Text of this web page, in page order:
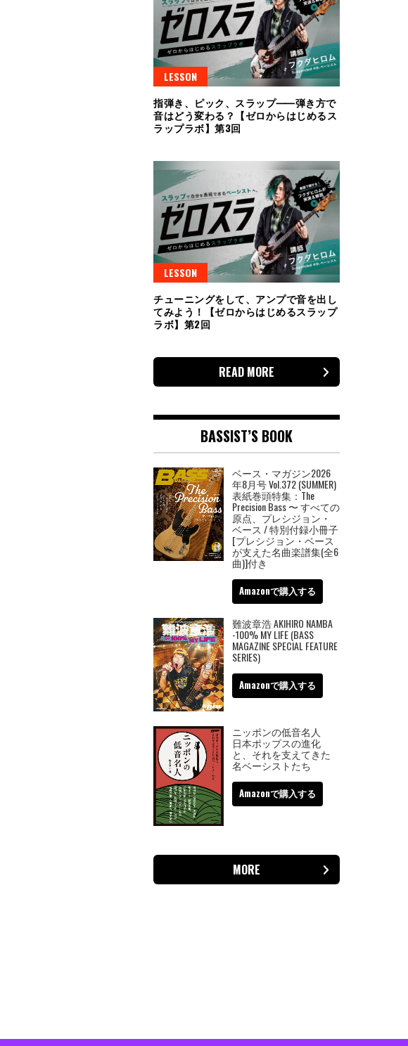
LESSON
指弾き、ピック、スラップ⸺弾き方で
音はどう変わる？【ゼロからはじめるス
ラップラボ】第3回
LESSON
チューニングをして、アンプで音を出し
てみよう！【ゼロからはじめるスラップ
ラボ】第2回
READ MORE
BASSIST’S BOOK
ベース・マガジン2026
年8月号 Vol.372 (SUMMER)
表紙巻頭特集：The
Precision Bass 〜 すべての
原点、プレシジョン・
ベース / 特別付録小冊子
[プレシジョン・ベース
が支えた名曲楽譜集(全6
曲)]付き
Amazonで購入する
難波章浩 AKIHIRO NAMBA
-100% MY LIFE (BASS
MAGAZINE SPECIAL FEATURE
SERIES)
Amazonで購入する
ニッポンの低音名人
日本ポップスの進化
と、それを支えてきた
名ベーシストたち
Amazonで購入する
MORE